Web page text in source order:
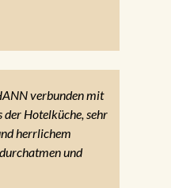
verbunden mit
der Hotelküche, sehr
herrlichem
und